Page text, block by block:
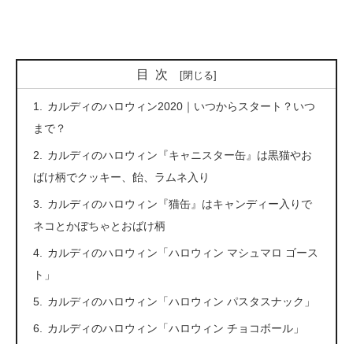
目次
カルディのハロウィン2020｜いつからスタート？いつ
まで？
カルディのハロウィン『キャニスター缶』は黒猫やお
ばけ柄でクッキー、飴、ラムネ入り
カルディのハロウィン『猫缶』はキャンディー入りで
ネコとかぼちゃとおばけ柄
カルディのハロウィン「ハロウィン マシュマロ ゴース
ト」
カルディのハロウィン「ハロウィン パスタスナック」
カルディのハロウィン「ハロウィン チョコボール」